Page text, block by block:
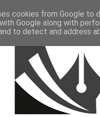
cookies from Google to
Google along with
to detect and address